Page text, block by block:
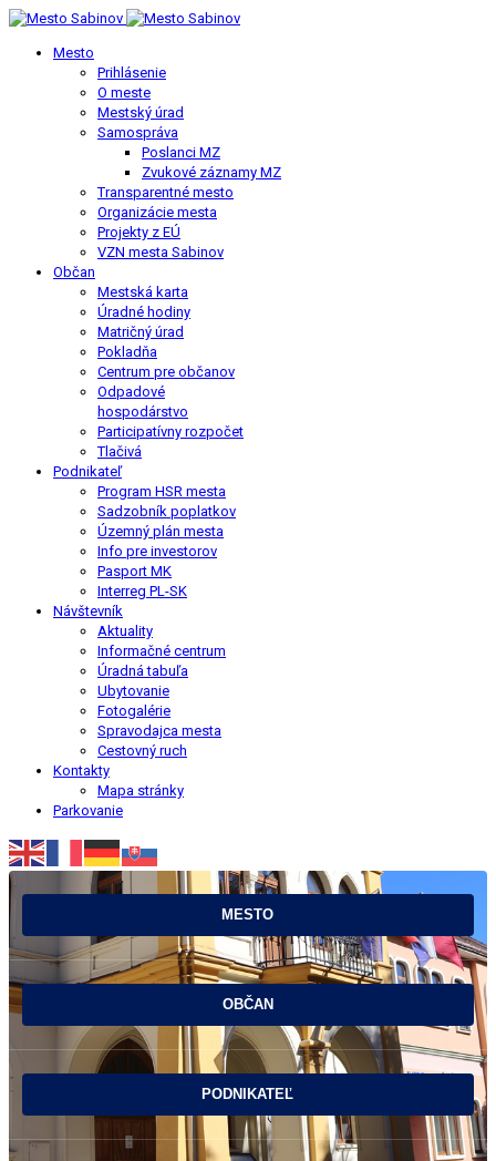
Mesto
Prihlásenie
O meste
Mestský úrad
Samospráva
Poslanci MZ
Zvukové záznamy MZ
Transparentné mesto
Organizácie mesta
Projekty z EÚ
VZN mesta Sabinov
Občan
Mestská karta
Úradné hodiny
Matričný úrad
Pokladňa
Centrum pre občanov
Odpadové
hospodárstvo
Participatívny rozpočet
Tlačivá
Podnikateľ
Program HSR mesta
Sadzobník poplatkov
Územný plán mesta
Info pre investorov
Pasport MK
Interreg PL-SK
Návštevník
Aktuality
Informačné centrum
Úradná tabuľa
Ubytovanie
Fotogalérie
Spravodajca mesta
Cestovný ruch
Kontakty
Mapa stránky
Parkovanie